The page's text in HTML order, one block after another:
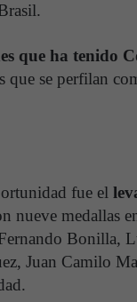
que ha tenido
que se perfilan
fue el
nueve medallas
Bonilla,
Juan Camilo